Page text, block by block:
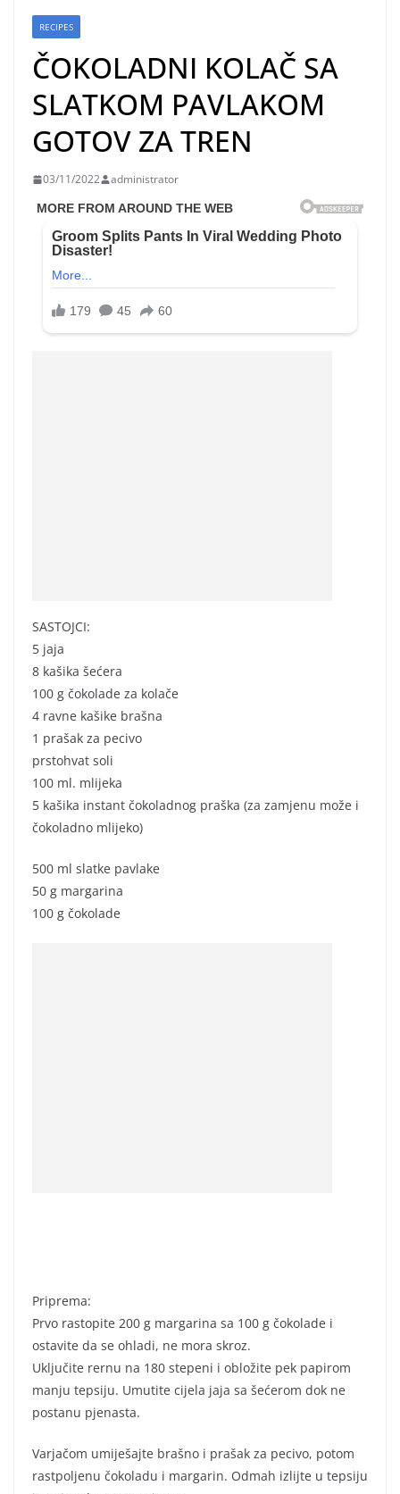
RECIPES
ČOKOLADNI KOLAČ SA
SLATKOM PAVLAKOM
GOTOV ZA TREN
03/11/2022 administrator
SASTOJCI:
5 jaja
8 kašika šećera
100 g čokolade za kolače
4 ravne kašike brašna
1 prašak za pecivo
prstohvat soli
100 ml. mlijeka
5 kašika instant čokoladnog praška (za zamjenu može i
čokoladno mlijeko)
500 ml slatke pavlake
50 g margarina
100 g čokolade
Priprema:
Prvo rastopite 200 g margarina sa 100 g čokolade i
ostavite da se ohladi, ne mora skroz.
Uključite rernu na 180 stepeni i obložite pek papirom
manju tepsiju. Umutite cijela jaja sa šećerom dok ne
postanu pjenasta.
Varjačom umiješajte brašno i prašak za pecivo, potom
rastpoljenu čokoladu i margarin. Odmah izlijte u tepsiju